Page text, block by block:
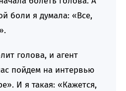
боли я думала: «Все,
голова, и агент
пойдем на интервью
И я такая: «Кажется,